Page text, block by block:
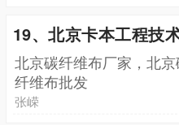
19、北京卡本工程技
北京碳纤维布厂家，北
纤维布批发
张嵘